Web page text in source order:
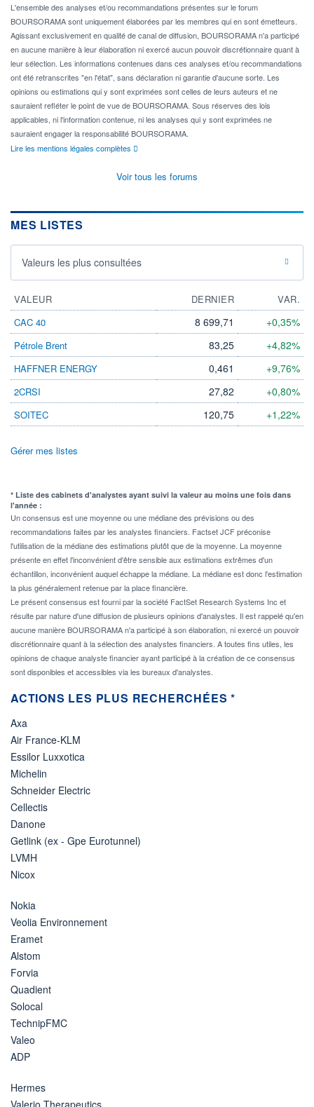
L'ensemble des analyses et/ou recommandations présentes sur le forum
BOURSORAMA sont uniquement élaborées par les membres qui en sont émetteurs.
Agissant exclusivement en qualité de canal de diffusion, BOURSORAMA n'a participé
en aucune manière à leur élaboration ni exercé aucun pouvoir discrétionnaire quant à
leur sélection. Les informations contenues dans ces analyses et/ou recommandations
ont été retranscrites "en l'état", sans déclaration ni garantie d'aucune sorte. Les
opinions ou estimations qui y sont exprimées sont celles de leurs auteurs et ne
sauraient refléter le point de vue de BOURSORAMA. Sous réserves des lois
applicables, ni l'information contenue, ni les analyses qui y sont exprimées ne
sauraient engager la responsabilité BOURSORAMA.
Lire les mentions légales complètes
Voir tous les forums
MES LISTES
Valeurs les plus consultées
VALEUR DERNIER
VAR.
CAC 40
8 699,71 +0,35%
Pétrole Brent 83,25 +4,82%
HAFFNER ENERGY 0,461 +9,76%
2CRSI 27,82 +0,80%
SOITEC 120,75 +1,22%
Gérer mes listes
* Liste des cabinets d'analystes ayant suivi la valeur au moins une fois dans
l'année :
Un consensus est une moyenne ou une médiane des prévisions ou des
recommandations faites par les analystes financiers. Factset JCF préconise
l'utilisation de la médiane des estimations plutôt que de la moyenne. La moyenne
présente en effet l'inconvénient d'être sensible aux estimations extrêmes d'un
échantillon, inconvénient auquel échappe la médiane. La médiane est donc l'estimation
la plus généralement retenue par la place financière.
Le présent consensus est fourni par la société FactSet Research Systems Inc et
résulte par nature d'une diffusion de plusieurs opinions d'analystes. Il est rappelé qu'en
aucune manière BOURSORAMA n'a participé à son élaboration, ni exercé un pouvoir
discrétionnaire quant à la sélection des analystes financiers. A toutes fins utiles, les
opinions de chaque analyste financier ayant participé à la création de ce consensus
sont disponibles et accessibles via les bureaux d'analystes.
ACTIONS LES PLUS RECHERCHÉES *
Axa
Air France-KLM
Essilor Luxxotica
Michelin
Schneider Electric
Cellectis
Danone
Getlink (ex - Gpe Eurotunnel)
LVMH
Nicox
Nokia
Veolia Environnement
Eramet
Alstom
Forvia
Quadient
Solocal
TechnipFMC
Valeo
ADP
Hermes
Valerio Therapeutics